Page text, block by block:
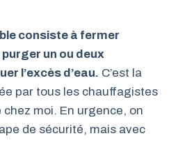
consiste à fermer
purger un ou deux
l’excès d’eau. C’est la
par tous les chauffagistes
chez moi. En urgence, on
de sécurité, mais avec